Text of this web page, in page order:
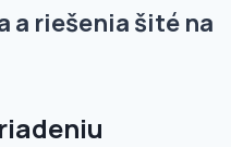
a riešenia šité na